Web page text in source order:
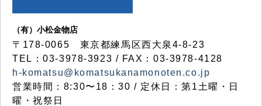
（有）小松金物店
〒178-0065 東京都練馬区西大泉4-8-23
TEL：03-3978-3923 / FAX：03-3978-4128
h-komatsu@komatsukanamonoten.co.jp
営業時間：8:30〜18：30 / 定休日：第1土曜・日
曜・祝祭日